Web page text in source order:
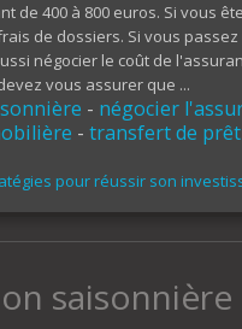
400 à 800 euros. Si vous
de dossiers. Si vous
négocier le coût de
vous assurer que ...
- négocier
- transfert de prêt
pour réussir son
saisonnière